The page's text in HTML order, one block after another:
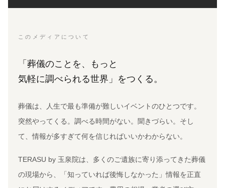
このメディアについて
「葬儀のことを、もっと
気軽に調べられる世界」をつくる。
葬儀は、人生で最も準備が難しいイベントのひとつです。
突然やってくる。調べる時間がない。聞きづらい。そし
て、情報が多すぎて何を信じればいいかわからない。
TERASU by 玉泉院は、多くのご遺族に寄り添ってきた葬儀
の現場から、「知っていれば後悔しなかった」情報を正直